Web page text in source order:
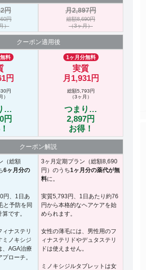
円
円
）
月2,897円
総額8,690円
（3ヶ月）
クーポン適用後
料
円
円
）
…
円
1ヶ月分無料
実質
月1,931円
総額5,793円
（3ヶ月）
つまり…
2,897円
お得！
クーポン解説
（総額
6ヶ月分の
円、1日あ
と予防を同
です。
ナステリ
ミノキシジ
、AGA治療
ローチ。
3ヶ月定期プラン（総額8,690
円）のうち1ヶ月分の薬代が無
料に。
実質5,793円、1日あたり約76
円から本格的なヘアケアを始
められます。
女性の薄毛には、男性用のフ
ィナステリドやデュタステリ
ドは使えません。
ミノキシジルタブレットは女